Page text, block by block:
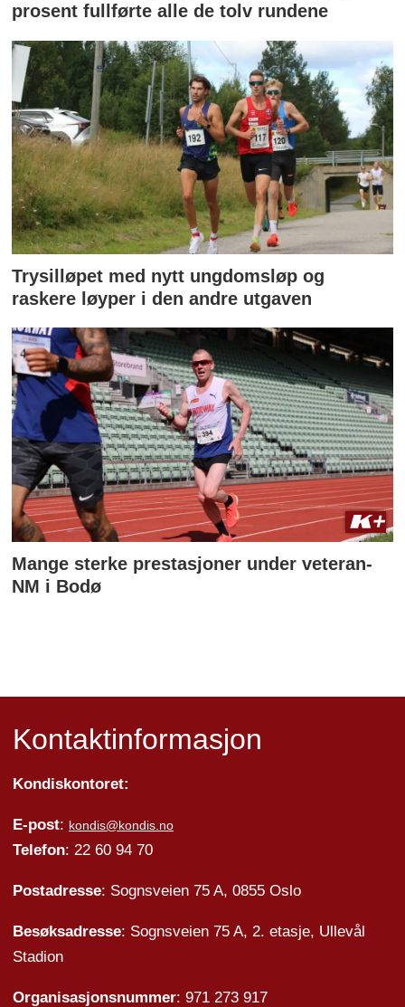
prosent fullførte alle de tolv rundene
Trysilløpet med nytt ungdomsløp og
raskere løyper i den andre utgaven
Mange sterke prestasjoner under veteran-
NM i Bodø
Kontaktinformasjon
Kondiskontoret:
E-post: kondis@kondis.no
Telefon: 22 60 94 70
Postadresse: Sognsveien 75 A, 0855 Oslo
Besøksadresse: Sognsveien 75 A, 2. etasje, Ullevål
Stadion
Organisasjonsnummer: 971 273 917